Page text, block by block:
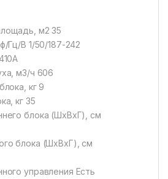
м2 35
Гц/В 1/50/187-242
м3/ч 606
кг 9
кг 35
блока (ШxВxГ), см
блока (ШxВxГ), см
управления Есть